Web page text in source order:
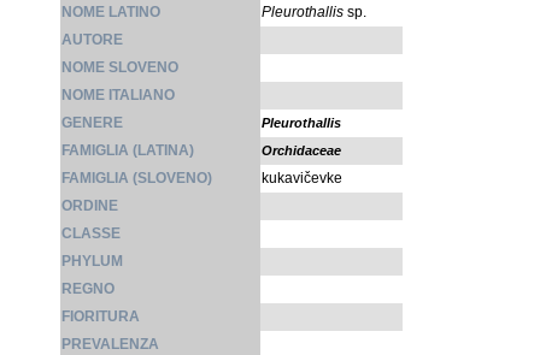
NOME LATINO Pleurothallis sp.
AUTORE
NOME SLOVENO
NOME ITALIANO
GENERE
Pleurothallis
FAMIGLIA (LATINA) Orchidaceae
FAMIGLIA (SLOVENO)
kukavičevke
ORDINE
CLASSE
PHYLUM
REGNO
FIORITURA
PREVALENZA